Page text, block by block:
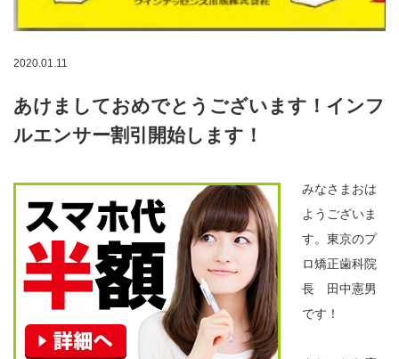
2020.01.11
あけましておめでとうございます！インフ
ルエンサー割引開始します！
みなさまおは
ようございま
す。東京のプ
ロ矯正歯科院
長 田中憲男
です！